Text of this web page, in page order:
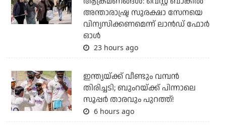
അന്താരാഷ്ട്ര സുരക്ഷാ സേനയെ
വിന്യസിക്കണമെന്ന് ലാന്‍ഡ് ഫോര്‍
ഓള്‍
23 hours ago
ഇന്ത്യയ്ക്ക് വീണ്ടും വമ്പന്‍
തിരിച്ചടി; ബുംറയ്ക്ക് പിന്നാലെ
സൂപ്പര്‍ താരവും പുറത്ത്!
6 hours ago